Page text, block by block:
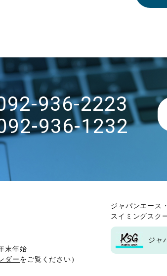
936-2223
936-1232
末年始
ダーをご覧ください）
ジャパンエース
スイミングスク
ジャ